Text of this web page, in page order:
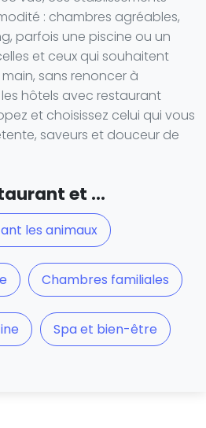
: chambres agréables,
parfois une piscine ou un
et ceux qui souhaitent
sans renoncer à
hôtels avec restaurant
et choisissez celui qui vous
saveurs et douceur de
et ...
les animaux
Chambres familiales
Spa et bien-être